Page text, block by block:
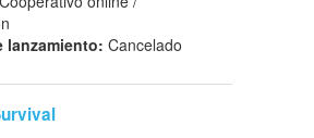
lanzamiento: Cancelado